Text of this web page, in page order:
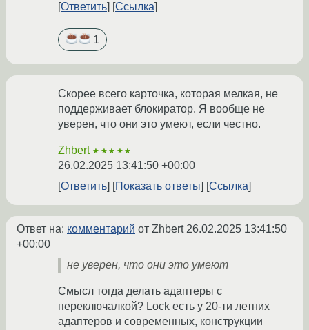
Ответить
Ссылка
1
Скорее всего карточка, которая мелкая, не
поддерживает блокиратор. Я вообще не
уверен, что они это умеют, если честно.
Zhbert ★★★★★
26.02.2025 13:41:50 +00:00
Ответить
Показать ответы Ссылка
Ответ на: комментарий от Zhbert 26.02.2025 13:41:50
+00:00
не уверен, что они это умеют
Смысл тогда делать адаптеры с
переключалкой? Lock есть у 20-ти летних
адаптеров и современных, конструкции